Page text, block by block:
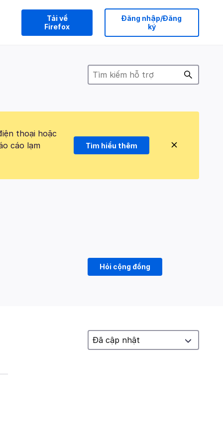
Tải về
Firefox
Đăng nhập/Đăng
ký
thoại hoặc
cáo lạm
Tìm hiểu thêm
Hỏi cộng đồng